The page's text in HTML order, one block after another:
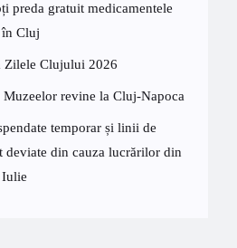
preda gratuit medicamentele
Cluj
Zilele Clujului 2026
Muzeelor revine la Cluj-Napoca
temporar și linii de
deviate din cauza lucrărilor din
Iulie